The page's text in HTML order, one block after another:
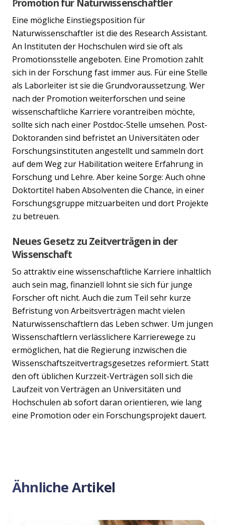
Previous
Eine mögliche Einstiegsposition für
Naturwissenschaftler ist die des Research Assistant.
An Instituten der Hochschulen wird sie oft als
Promotionsstelle angeboten. Eine Promotion zahlt
sich in der Forschung fast immer aus. Für eine Stelle
als Laborleiter ist sie die Grundvoraussetzung. Wer
nach der Promotion weiterforschen und seine
wissenschaftliche Karriere vorantreiben möchte,
sollte sich nach einer Postdoc-Stelle umsehen. Post-
Doktoranden sind befristet an Universitäten oder
Forschungsinstituten angestellt und sammeln dort
auf dem Weg zur Habilitation weitere Erfahrung in
Forschung und Lehre. Aber keine Sorge: Auch ohne
Doktortitel haben Absolventen die Chance, in einer
Forschungsgruppe mitzuarbeiten und dort Projekte
zu betreuen.
Neues Gesetz zu Zeitverträgen in der
Wissenschaft
So attraktiv eine wissenschaftliche Karriere inhaltlich
auch sein mag, finanziell lohnt sie sich für junge
Forscher oft nicht. Auch die zum Teil sehr kurze
Befristung von Arbeitsverträgen macht vielen
Naturwissenschaftlern das Leben schwer. Um jungen
Wissenschaftlern verlässlichere Karrierewege zu
ermöglichen, hat die Regierung inzwischen die
Wissenschaftszeitvertragsgesetzes reformiert. Statt
den oft üblichen Kurzzeit-Verträgen soll sich die
Laufzeit von Verträgen an Universitäten und
Hochschulen ab sofort daran orientieren, wie lang
eine Promotion oder ein Forschungsprojekt dauert.
Ähnliche Artikel